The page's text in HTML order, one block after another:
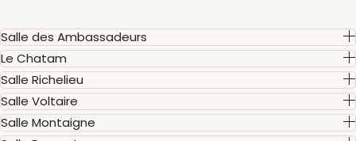
Salle des Ambassadeurs
Le Chatam
Salle Richelieu
Salle Voltaire
Salle Montaigne